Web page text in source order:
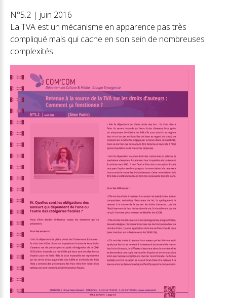
N°5.2 | juin 2016
La TVA est un mécanisme en apparence pas très
compliqué mais qui cache en son sein de nombreuses
complexités.